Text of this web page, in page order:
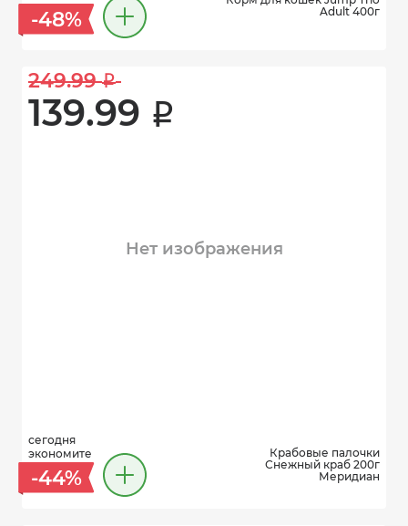
-48%
Adult 400г
249.99 i
139.99 i
Нет изображения
сегодня
экономите
-44%
Крабовые палочки
Снежный краб 200г
Меридиан